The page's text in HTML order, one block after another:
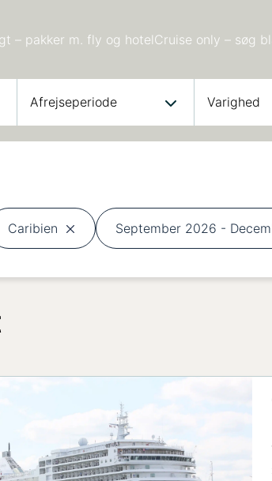
– pakker m. fly og hotelCruise only – søg
Afrejseperiode Varighed
Caribien September 2026 -